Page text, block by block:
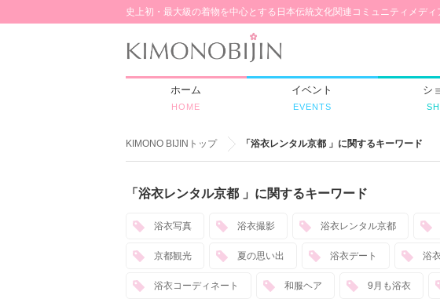
史上初・最大級の着物を中心とする日本伝統文化関連コミュニティメデ
ホーム
HOME
イベント
EVENTS
シ
KIMONO BIJINトップ 「浴衣レンタル京都 」に関するキーワード
「浴衣レンタル京都 」に関するキーワード
浴衣写真 浴衣撮影 浴衣レンタル京都
京都観光 夏の思い出 浴衣デート 浴
浴衣コーディネート 和服ヘア 9月も浴衣